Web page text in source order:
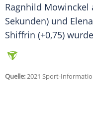
Ragnhild Mowinckel
Sekunden) und
Shiffrin (+0,75)
Quelle:2021 Sport-